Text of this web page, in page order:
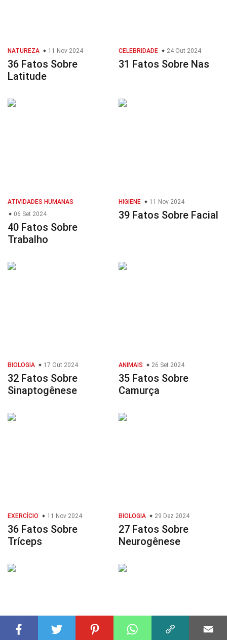
NATUREZA 11 Nov 2024
36 Fatos Sobre
Latitude
CELEBRIDADE 24 Out 2024
31 Fatos Sobre Nas
ATIVIDADES HUMANAS
06 Set 2024
40 Fatos Sobre
Trabalho
HIGIENE 11 Nov 2024
39 Fatos Sobre Facial
BIOLOGIA 17 Out 2024
32 Fatos Sobre
Sinaptogênese
ANIMAIS 26 Set 2024
35 Fatos Sobre
Camurça
EXERCÍCIO 11 Nov 2024
36 Fatos Sobre
Tríceps
BIOLOGIA 29 Dez 2024
27 Fatos Sobre
Neurogênese